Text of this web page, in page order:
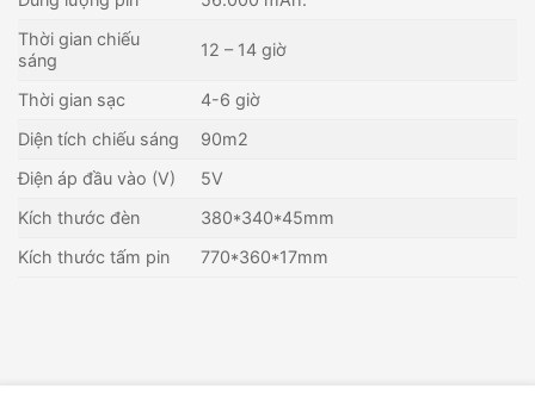
Thời gian chiếu
sáng
12 – 14 giờ
Thời gian sạc
4-6 giờ
Diện tích chiếu sáng
90m2
Điện áp đầu vào (V)
5V
Kích thước đèn
380*340*45mm
Kích thước tấm pin
770*360*17mm